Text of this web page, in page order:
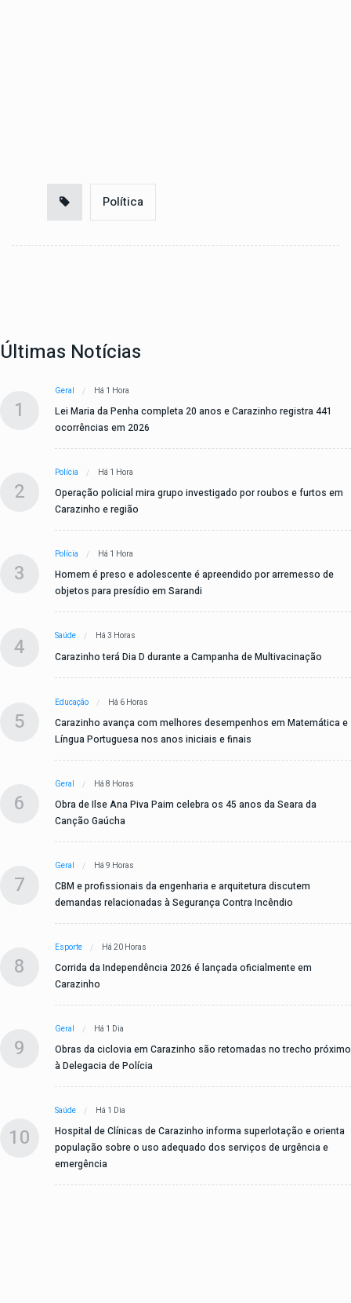
Política
Últimas Notícias
1
Geral Há 1 Hora
Lei Maria da Penha completa 20 anos e Carazinho registra 441
ocorrências em 2026
2
Polícia Há 1 Hora
Operação policial mira grupo investigado por roubos e furtos em
Carazinho e região
3
Polícia Há 1 Hora
Homem é preso e adolescente é apreendido por arremesso de
objetos para presídio em Sarandi
4 Saúde Há 3 Horas
Carazinho terá Dia D durante a Campanha de Multivacinação
5
Educação Há 6 Horas
Carazinho avança com melhores desempenhos em Matemática e
Língua Portuguesa nos anos iniciais e finais
6
Geral Há 8 Horas
Obra de Ilse Ana Piva Paim celebra os 45 anos da Seara da
Canção Gaúcha
7
Geral Há 9 Horas
CBM e profissionais da engenharia e arquitetura discutem
demandas relacionadas à Segurança Contra Incêndio
8
Esporte Há 20 Horas
Corrida da Independência 2026 é lançada oficialmente em
Carazinho
9
Geral Há 1 Dia
Obras da ciclovia em Carazinho são retomadas no trecho próximo
à Delegacia de Polícia
10
Saúde Há 1 Dia
Hospital de Clínicas de Carazinho informa superlotação e orienta
população sobre o uso adequado dos serviços de urgência e
emergência